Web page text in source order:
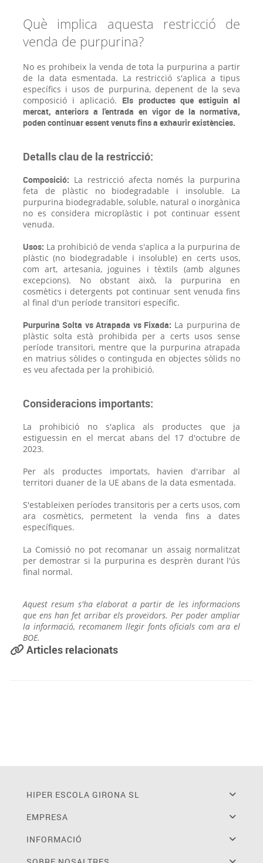
Què implica aquesta restricció de
venda de purpurina?
No es prohibeix la venda de tota la purpurina a partir
de la data esmentada. La restricció s'aplica a tipus
específics i usos de purpurina, depenent de la seva
composició i aplicació. Els productes que estiguin al
mercat, anteriors a l'entrada en vigor de la normativa,
poden continuar essent venuts fins a exhaurir existències.
Detalls clau de la restricció:
Composició: La restricció afecta només la purpurina
feta de plàstic no biodegradable i insoluble. La
purpurina biodegradable, soluble, natural o inorgànica
no es considera microplàstic i pot continuar essent
venuda.
Usos: La prohibició de venda s'aplica a la purpurina de
plàstic (no biodegradable i insoluble) en certs usos,
com art, artesania, joguines i tèxtils (amb algunes
excepcions). No obstant això, la purpurina en
cosmètics i detergents pot continuar sent venuda fins
al final d'un període transitori específic.
Purpurina Solta vs Atrapada vs Fixada: La purpurina de
plàstic solta està prohibida per a certs usos sense
període transitori, mentre que la purpurina atrapada
en matrius sòlides o continguda en objectes sòlids no
es veu afectada per la prohibició.
Consideracions importants:
La prohibició no s'aplica als productes que ja
estiguessin en el mercat abans del 17 d'octubre de
2023.
Per als productes importats, havien d'arribar al
territori duaner de la UE abans de la data esmentada.
S'estableixen períodes transitoris per a certs usos, com
ara cosmètics, permetent la venda fins a dates
específiques.
La Comissió no pot recomanar un assaig normalitzat
per demostrar si la purpurina es desprèn durant l'ús
final normal.
Aquest resum s'ha elaborat a partir de les informacions
que ens han fet arribar els proveïdors. Per poder ampliar
la informació, recomanem llegir fonts oficials com ara el
BOE.
Articles relacionats
HIPER ESCOLA GIRONA SL
EMPRESA
INFORMACIÓ